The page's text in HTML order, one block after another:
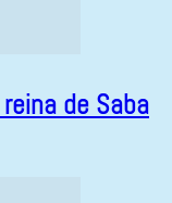
reina de Saba